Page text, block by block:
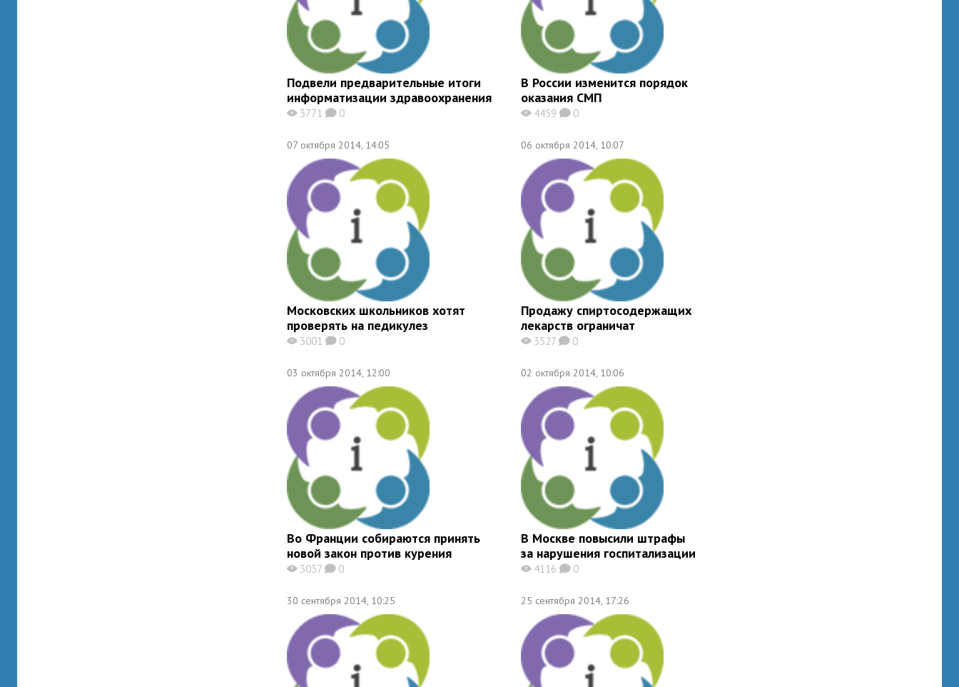
Подвели предварительные итоги
информатизации здравоохранения
X3771K0
В России изменится порядок
оказания СМП
X4459 K0
07 октября 2014, 14:05
Московских школьников хотят
проверять на педикулез
X3001K0
06 октября 2014, 10:07
Продажу спиртосодержащих
лекарств ограничат
X3527 K0
03 октября 2014, 12:00
Во Франции собираются принять
новой закон против курения
X3037K0
02 октября 2014, 10:06
В Москве повысили штрафы
за нарушения госпитализации
X4116 K0
30 сентября 2014, 10:25 25 сентября 2014, 17:26